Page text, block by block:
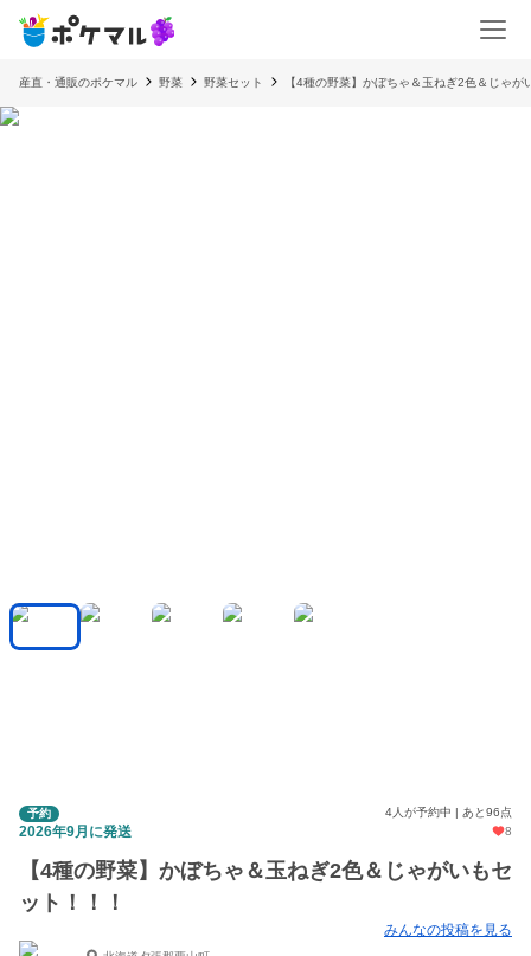
産直・通販のポケマル 野菜 野菜セット 【4種の野菜】かぼちゃ＆玉ねぎ2色＆じゃが
予約 4人が予約中 | あと96点
2026年9月に発送 8
【4種の野菜】かぼちゃ＆玉ねぎ2色＆じゃがいもセ
ット！！！
みんなの投稿を見る